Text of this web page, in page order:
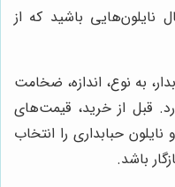
نایلون‌هایی باشید که از
به نوع، اندازه، ضخامت
قبل از خرید، قیمت‌های
حبابداری را انتخاب
باشد.